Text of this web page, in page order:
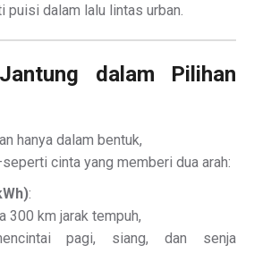
puisi dalam lalu lintas urban.
dalam Pilihan
hanya dalam bentuk,
cinta yang memberi dua arah:
:
300 km jarak tempuh,
pagi, siang, dan senja